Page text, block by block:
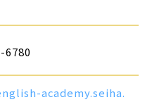
6780
academy.seiha.